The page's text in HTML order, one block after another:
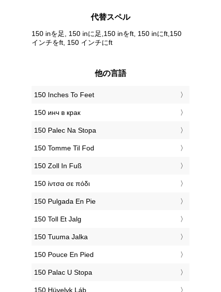
代替スペル
150 inを足, 150 inに足,150 inをft, 150 inにft,150
インチをft, 150 インチにft
他の言語
‎150 Inches To Feet
‎150 инч в крак
‎150 Palec Na Stopa
‎150 Tomme Til Fod
‎150 Zoll In Fuß
‎150 ίντσα σε πόδι
‎150 Pulgada En Pie
‎150 Toll Et Jalg
‎150 Tuuma Jalka
‎150 Pouce En Pied
‎150 Palac U Stopa
‎150 Hüvelyk Láb